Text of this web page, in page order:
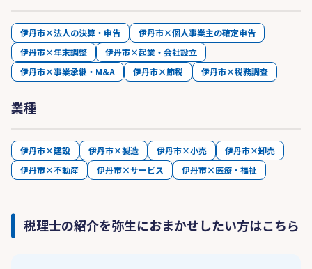
伊丹市×法人の決算・申告
伊丹市×個人事業主の確定申告
伊丹市×年末調整
伊丹市×起業・会社設立
伊丹市×事業承継・M&A
伊丹市×節税 伊丹市×税務調査
業種
伊丹市×建設 伊丹市×製造 伊丹市×小売
伊丹市×卸売
伊丹市×不動産
伊丹市×サービス 伊丹市×医療・福祉
税理士の紹介を弥生におまかせしたい方はこちら